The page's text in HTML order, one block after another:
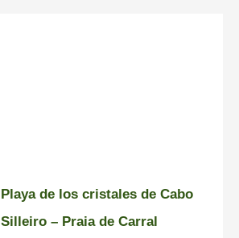
Playa de los cristales de Cabo
Silleiro – Praia de Carral